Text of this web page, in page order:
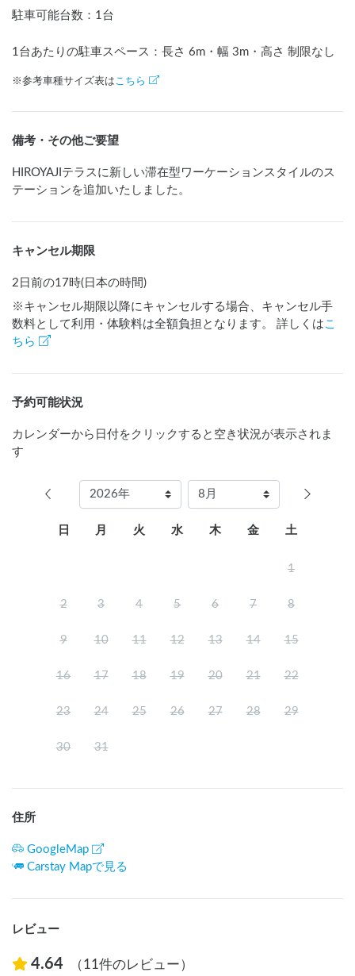
駐車可能台数 ： 1台
1台あたりの駐車スペース：長さ 6m ・幅 3m ・高さ 制限なし
※参考車種サイズ表は こちら
備考・その他ご要望
HIROYAJIテラスに新しい滞在型ワーケーションスタイルのス
テーションを追加いたしました。
キャンセル期限
2日前の17時(日本の時間)
※キャンセル期限以降にキャンセルする場合、キャンセル手
数料として利用・体験料は全額負担となります。 詳しくは こ
ちら
予約可能状況
カレンダーから日付をクリックすると空き状況が表示されま
す
日 月 火 水 木 金 土
1
2 3 4 5 6 7 8
9 10 11 12 13 14 15
16 17 18 19 20 21 22
23 24 25 26 27 28 29
30 31
住所
GoogleMap
Carstay Mapで見る
レビュー
4.64 （11件のレビュー）